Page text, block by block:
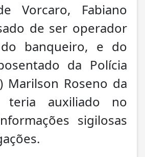
Vorcaro, Fabiano
de ser operador
banqueiro, e do
da Polícia
Marilson Roseno da
teria auxiliado no
sigilosas